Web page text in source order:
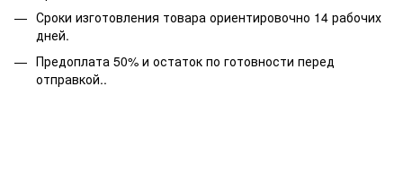
Сроки изготовления товара ориентировочно 14 рабочих
дней.
Предоплата 50% и остаток по готовности перед
отправкой..